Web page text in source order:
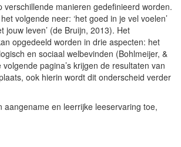
verschillende manieren gedefinieerd worden.
volgende neer: ‘het goed in je vel voelen’
jouw leven’ (de Bruijn, 2013). Het
opgedeeld worden in drie aspecten: het
en sociaal welbevinden (Bohlmeijer, &
pagina’s krijgen de resultaten van
ook hierin wordt dit onderscheid verder
aangename en leerrijke leeservaring toe,